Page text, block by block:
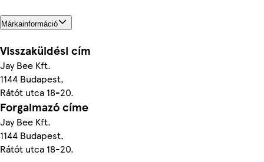
Márkainformáció
Visszaküldési cím
Jay Bee Kft.
1144 Budapest,
Rátót utca 18-20.
Forgalmazó címe
Jay Bee Kft.
1144 Budapest,
Rátót utca 18-20.